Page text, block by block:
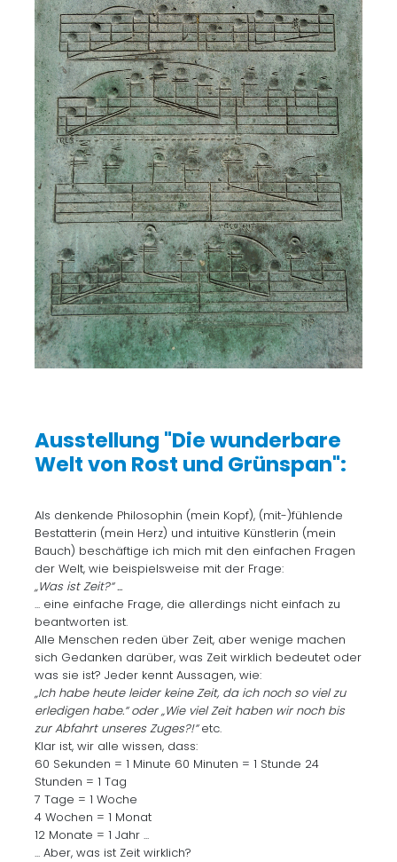
Ausstellung "Die wunderbare
Welt von Rost und Grünspan":
Als denkende Philosophin (mein Kopf), (mit-)fühlende
Bestatterin (mein Herz) und intuitive Künstlerin (mein
Bauch) beschäftige ich mich mit den einfachen Fragen
der Welt, wie beispielsweise mit der Frage:
„Was ist Zeit?“ ...
... eine einfache Frage, die allerdings nicht einfach zu
beantworten ist.
Alle Menschen reden über Zeit, aber wenige machen
sich Gedanken darüber, was Zeit wirklich bedeutet oder
was sie ist? Jeder kennt Aussagen, wie:
„Ich habe heute leider keine Zeit, da ich noch so viel zu
erledigen habe.“ oder „Wie viel Zeit haben wir noch bis
zur Abfahrt unseres Zuges?!“etc.
Klar ist, wir alle wissen, dass:
60 Sekunden = 1 Minute 60 Minuten = 1 Stunde 24
Stunden = 1 Tag
7 Tage = 1 Woche
4 Wochen = 1 Monat
12 Monate = 1 Jahr ...
... Aber, was ist Zeit wirklich?